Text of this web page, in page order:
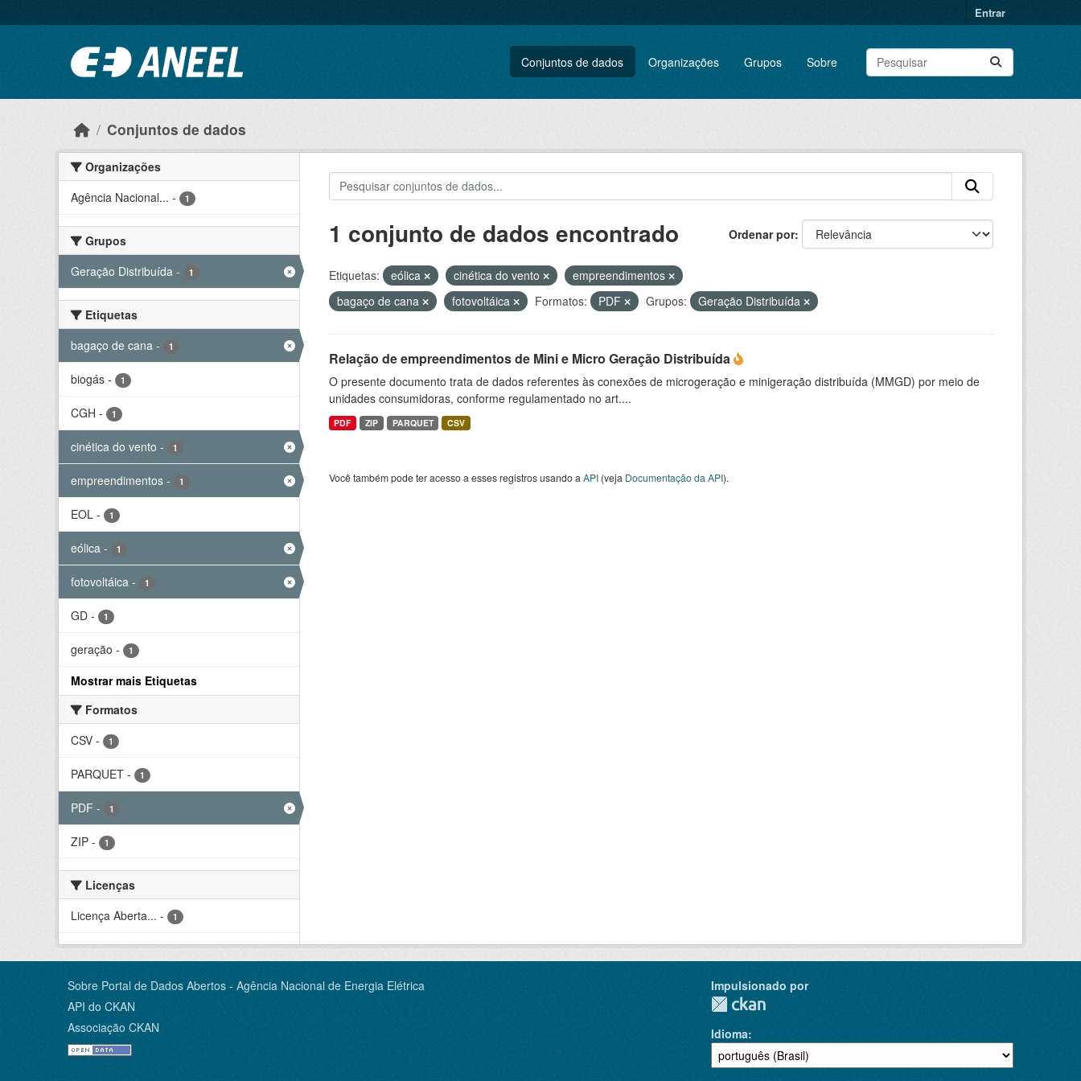
Entrar
Conjuntos de dados Organizações Grupos Sobre
Conjuntos de dados
Organizações
Agência Nacional... - 1
Grupos
Geração Distribuída - 1
Etiquetas
bagaço de cana - 1
biogás - 1
CGH - 1
cinética do vento - 1
empreendimentos - 1
EOL - 1
eólica - 1
fotovoltáica - 1
GD - 1
geração - 1
Mostrar mais Etiquetas
Formatos
CSV - 1
PARQUET - 1
PDF - 1
ZIP - 1
Licenças
Licença Aberta... - 1
Ordenar por
1 conjunto de dados encontrado
Etiquetas: eólica cinética do vento
empreendimentos
bagaço de cana
fotovoltáica Formatos: PDF Grupos: Geração Distribuída
Relação de empreendimentos de Mini e Micro Geração Distribuída
O presente documento trata de dados referentes às conexões de microgeração e minigeração distribuída (MMGD) por meio de
unidades consumidoras, conforme regulamentado no art....
PDF ZIP PARQUET CSV
Você também pode ter acesso a esses registros usando a API(veja Documentação da API).
Sobre Portal de Dados Abertos - Agência Nacional de Energia Elétrica
API do CKAN
Associação CKAN
Impulsionado por
Idioma